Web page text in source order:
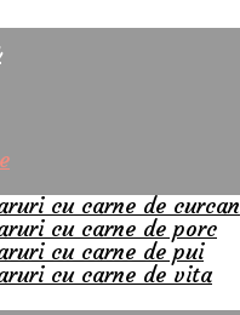
cu carne de curcan
cu carne de porc
cu carne de pui
cu carne de vita